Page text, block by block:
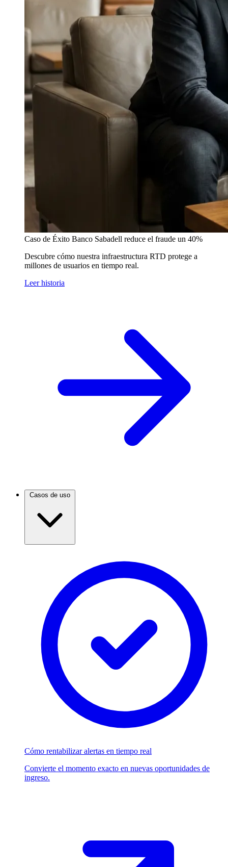
Caso de Éxito Banco Sabadell reduce el fraude un 40%
Descubre cómo nuestra infraestructura RTD protege a
millones de usuarios en tiempo real.
Leer historia
Casos de uso
Cómo rentabilizar alertas en tiempo real
Convierte el momento exacto en nuevas oportunidades de
ingreso.